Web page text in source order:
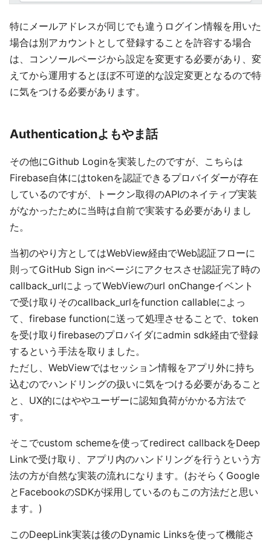
特にメールアドレスが同じでも違うログイン情報を用いた
場合は別アカウントとして登録することを許容する場合
は、コンソールページから設定を変更する必要があり、変
えてから運用するとほぼ不可逆的な設定変更となるので特
に気をつける必要があります。
Authenticationよもやま話
その他にGithub Loginを実装したのですが、こちらは
Firebase自体にはtokenを認証できるプロバイダーが存在
しているのですが、トークン取得のAPIのネイティブ実装
がなかったために当時は自前で実装する必要がありまし
た。
当初のやり方としてはWebView経由でWeb認証フローに
則ってGitHub Sign inページにアクセスさせ認証完了時の
callback_urlによってWebViewのurl onChangeイベント
で受け取りそのcallback_urlをfunction callableによっ
て、firebase functionに送って処理させることで、token
を受け取りfirebaseのプロバイダにadmin sdk経由で登録
するという手法を取りました。
ただし、WebViewではセッション情報をアプリ外に持ち
込むのでハンドリングの扱いに気をつける必要があること
と、UX的にはややユーザーに認知負荷がかかる方法で
す。
そこでcustom schemeを使ってredirect callbackをDeep
Linkで受け取り、アプリ内のハンドリングを行うという方
法の方が自然な実装の流れになります。(おそらくGoogle
とFacebookのSDKが採用しているのもこの方法だと思い
ます。)
このDeepLink実装は後のDynamic Linksを使って機能さ